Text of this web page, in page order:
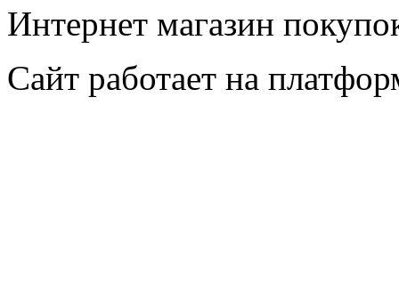
Интернет магазин
Сайт работает на